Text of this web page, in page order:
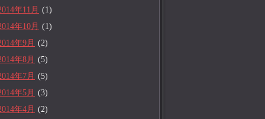
年11月 (1)
年10月 (1)
年9月 (2)
年8月 (5)
年7月 (5)
年5月 (3)
年4月 (2)